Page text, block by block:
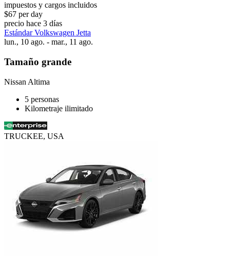
impuestos y cargos incluidos
$67 per day
precio hace 3 días
Estándar Volkswagen Jetta
lun., 10 ago. - mar., 11 ago.
Tamaño grande
Nissan Altima
5 personas
Kilometraje ilimitado
TRUCKEE, USA